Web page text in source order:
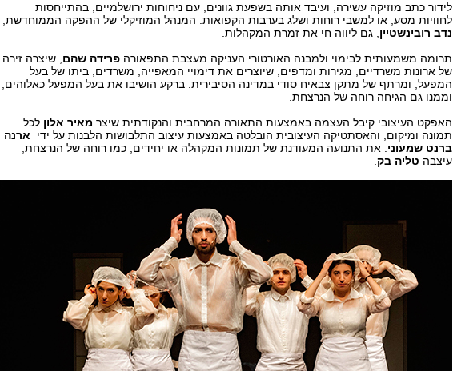
לידור כתב מוזיקה עשירה, ועיבד אותה בשפעת גוונים, עם ניחוחות ירושלמיים, בהתייחסות
לחוויות מסע, או למשבי רוחות ושלג בערבות הקפואות. המנהל המוזיקלי של ההפקה הממוחדשת,
נדב רובינשטיין , גם ליווה חי את זמרת המקהלות.
תרומה משמעותית לבימוי ולמבנה האורטורי העניקה מעצבת התפאורה פרידה שהם , שיצרה זירה
של ארונות משרדיים, מגירות ומדפים, שיוצרים את דימויי המאפייה, משרדים, ביתו של בעל
המפעל, ומרתף של מתקן צבאיח סודי במדינה הסיבירית. ברקע הושיבו את בעל המפעל כאלוהים,
וממנו גם הגיחה רוחה של הנרצחת.
האפקט העיצובי קיבל העצמה באמצעות התאורה המרחבית והנקודתית שיצר מאיר אלון לכל
תמונה ומיקום, והאסתטיקה העיצובית הובלטה באמצעות עיצוב התלבושות הלבנות על ידי ארנה
ברנט שמעוני . את התנועה המעודנת של תמונות המקהלה או יחידים, כמו רוחה של הנרצחת,
עיצבה טליה בק